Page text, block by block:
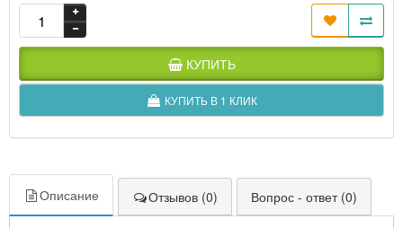
КУПИТЬ
КУПИТЬ В 1 КЛИК
Описание Отзывов (0) Вопрос - ответ (0)